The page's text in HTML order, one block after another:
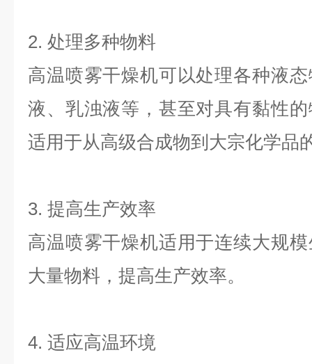
2. 处理多种物料
高温喷雾干燥机可以处理各种液
液、乳浊液等，甚至对具有黏性
适用于从高级合成物到大宗化学品
3. 提高生产效率
高温喷雾干燥机适用于连续大规
大量物料，提高生产效率。
4. 适应高温环境